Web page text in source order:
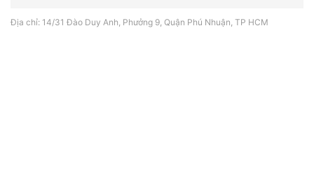
Địa chỉ: 14/31 Đào Duy Anh, Phưởng 9, Quận Phú Nhuận, TP HCM